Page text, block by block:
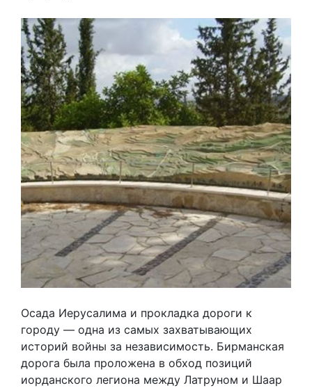
Осада Иерусалима и прокладка дороги к
городу — одна из самых захватывающих
историй войны за независимость. Бирманская
дорога была проложена в обход позиций
иорданского легиона между Латруном и Шаар